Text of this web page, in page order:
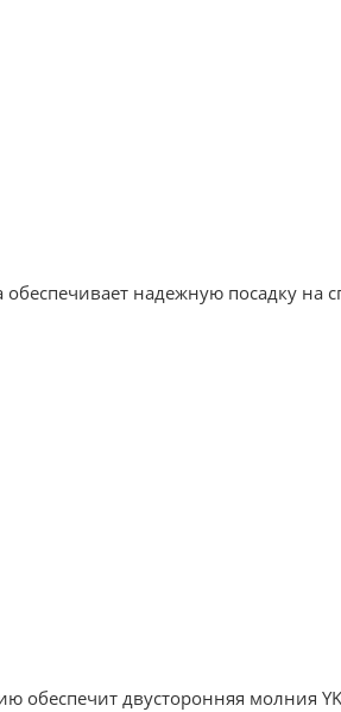
надежную посадку
обеспечит двусторонняя молния